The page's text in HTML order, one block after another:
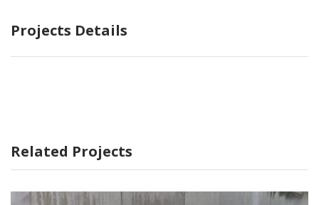
Projects Details
Related Projects